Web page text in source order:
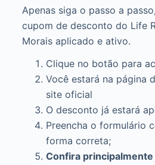
Apenas siga o passo a
cupom de desconto do Life
Morais aplicado e ativo.
Clique no botão para
Você estará na página
site oficial
O desconto já estará
Preencha o formulário
forma correta;
Confira